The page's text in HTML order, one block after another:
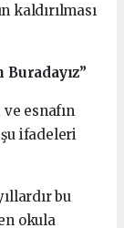
kaldırılması
esnafın
şu ifadeleri
bu
okula